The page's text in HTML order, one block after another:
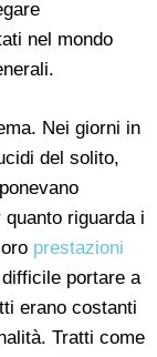
nel mondo
Nei giorni in
del solito,
riguarda i
prestazioni
portare a
erano costanti
Tratti come